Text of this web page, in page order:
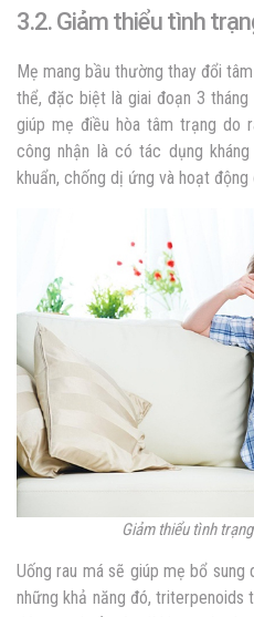
3.2. Giảm thiểu tình
Mẹ mang bầu thường thay đổi
thể, đặc biệt là giai đoạn 3
giúp mẹ điều hòa tâm trạng do
công nhận là có tác dụng
khuẩn, chống dị ứng và hoạt
Giảm thiểu tình
Uống rau má sẽ giúp mẹ bổ sung
những khả năng đó,